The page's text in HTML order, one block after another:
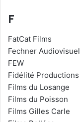
F
FatCat Films
Fechner Audiovisuel
FEW
Fidélité Productions
Films du Losange
Films du Poisson
Films Gilles Carle